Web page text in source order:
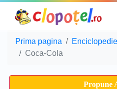
Prima pagina Enciclopedie
Coca-Cola
Propune